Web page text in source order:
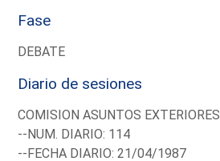
Fase
DEBATE
Diario de sesiones
COMISION ASUNTOS EXTERIORES
--NUM. DIARIO: 114
--FECHA DIARIO: 21/04/1987